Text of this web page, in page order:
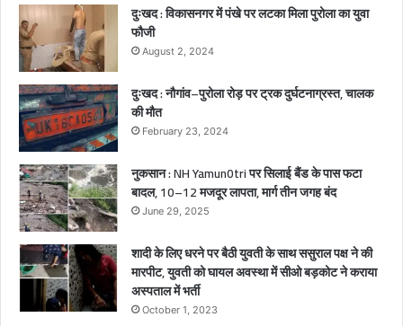
दुःखद : विकासनगर में पंखे पर लटका मिला पुरोला का युवा
फौजी
August 2, 2024
दुःखद : नौगांव–पुरोला रोड़ पर ट्रक दुर्घटनाग्रस्त, चालक
की मौत
February 23, 2024
नुकसान : NH Yamun0tri पर सिलाई बैंड के पास फटा
बादल, 10–12 मजदूर लापता, मार्ग तीन जगह बंद
June 29, 2025
शादी के लिए धरने पर बैठी युवती के साथ ससुराल पक्ष ने की
मारपीट, युवती को घायल अवस्था में सीओ बड़कोट ने कराया
अस्पताल में भर्ती
October 1, 2023